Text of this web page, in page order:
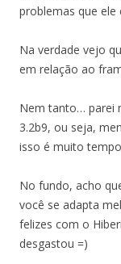
problemas que ele
Na verdade vejo
em relação ao
Nem tanto… parei
3.2b9, ou seja,
isso é muito
No fundo, acho
você se adapta
felizes com o
desgastou =)